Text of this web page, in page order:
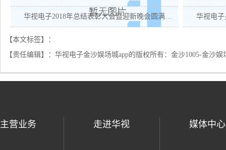
华视电子2018年总结表彰大会暨迎新晚会圆满落幕 华视电子
【本文标签】：
【责任编辑】： 华视电子金沙娱场城app的版权所有： 金沙1005-金沙娱
主营业务 走进华视 媒体中心